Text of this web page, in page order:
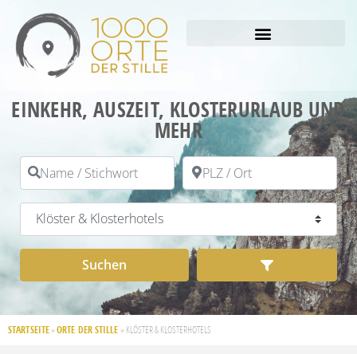
EINKEHR, AUSZEIT, KLOSTERURLAUB UND
MEHR
Name / Stichwort PLZ / Ort
Kategorie
Suchen Advanced
STARTSEITE » ORTE DER STILLE » KLÖSTER & KLOSTERHOTELS